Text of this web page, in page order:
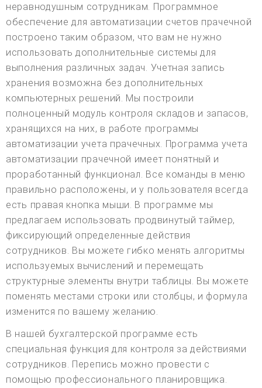
неравнодушным сотрудникам. Программное
обеспечение для автоматизации счетов прачечной
построено таким образом, что вам не нужно
использовать дополнительные системы для
выполнения различных задач. Учетная запись
хранения возможна без дополнительных
компьютерных решений. Мы построили
полноценный модуль контроля складов и запасов,
хранящихся на них, в работе программы
автоматизации учета прачечных. Программа учета
автоматизации прачечной имеет понятный и
проработанный функционал. Все команды в меню
правильно расположены, и у пользователя всегда
есть правая кнопка мыши. В программе мы
предлагаем использовать продвинутый таймер,
фиксирующий определенные действия
сотрудников. Вы можете гибко менять алгоритмы
используемых вычислений и перемещать
структурные элементы внутри таблицы. Вы можете
поменять местами строки или столбцы, и формула
изменится по вашему желанию.
В нашей бухгалтерской программе есть
специальная функция для контроля за действиями
сотрудников. Перепись можно провести с
помощью профессионального планировщика.